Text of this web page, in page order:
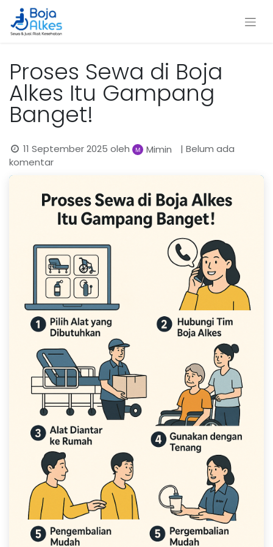
Proses Sewa di Boja
Alkes Itu Gampang
Banget!
11 September 2025 oleh Mimin
| Belum ada
komentar